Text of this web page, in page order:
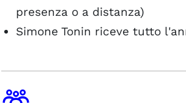
presenza o a distanza)
Simone Tonin riceve tutto